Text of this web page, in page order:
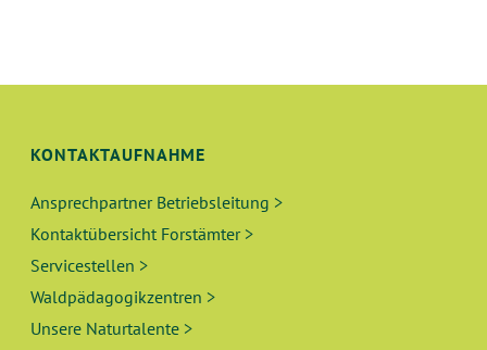
KONTAKTAUFNAHME
Ansprechpartner Betriebsleitung >
Kontaktübersicht Forstämter >
Servicestellen >
Waldpädagogikzentren >
Unsere Naturtalente >